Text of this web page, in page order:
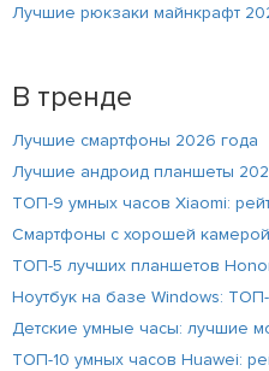
Лучшие рюкзаки майнкрафт
В тренде
Лучшие смартфоны 2026 года
Лучшие андроид планшеты
ТОП-9 умных часов Xiaomi:
Смартфоны с хорошей
ТОП-5 лучших планшетов
Ноутбук на базе Windows:
Детские умные часы: лучшие
ТОП-10 умных часов Huawei: